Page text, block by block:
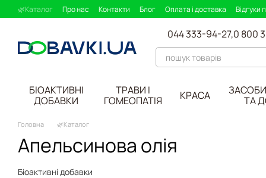
Перейти до основного контенту
🌿Каталог Про нас Контакти Блог Оплата і доставка Відгуки
044 333-94-27,0 800
БІОАКТИВНІ
ДОБАВКИ
ТРАВИ І
ГОМЕОПАТІЯ
КРАСА
ТА
Головна 🌿Каталог
Апельсинова олія
Біоактивні добавки